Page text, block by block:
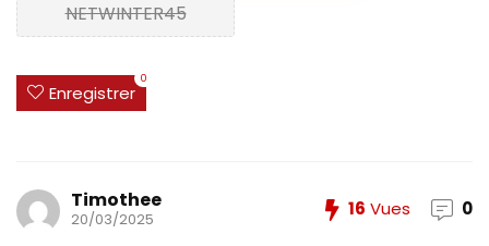
NETWINTER45
Enregistrer
0
Timothee
20/03/2025 16 Vues 0